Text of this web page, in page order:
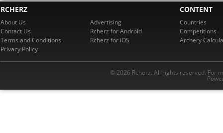
RCHERZ
About Us
Contact Us
Terms and Conditions
Privacy Policy
Advertising
Rcherz for Android
Rcherz for iOS
CONTENT
Countries
Competitions
Archery
© 2026 Rcherz. All rights reserved. For